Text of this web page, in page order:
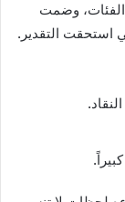
وضمت
استحقت التقدير.